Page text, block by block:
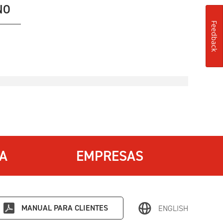
EMPRESAS
MANUAL PARA CLIENTES ENGLISH
Feedback